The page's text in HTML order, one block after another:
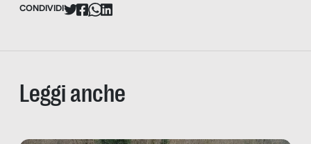
CONDIVIDI
Leggi anche